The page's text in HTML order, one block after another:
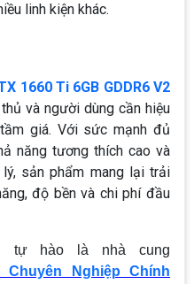
linh kiện khác.
1660 Ti 6GB GDDR6 V2
và người dùng cần hiệu
giá. Với sức mạnh đủ
năng tương thích cao và
sản phẩm mang lại trải
độ bền và chi phí đầu
tự hào là nhà cung
Chuyên Nghiệp Chính